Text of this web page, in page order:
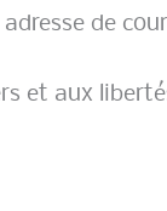
de
et aux